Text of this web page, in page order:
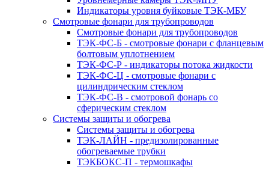
Индикаторы уровня буйковые ТЭК-МБУ
Смотровые фонари для трубопроводов
Смотровые фонари для трубопроводов
ТЭК-ФС-Б - смотровые фонари с фланцевым
болтовым уплотнением
ТЭК-ФС-Р - индикаторы потока жидкости
ТЭК-ФС-Ц - смотровые фонари с
цилиндрическим стеклом
ТЭК-ФС-В - смотровой фонарь со
сферическим стеклом
Системы защиты и обогрева
Системы защиты и обогрева
ТЭК-ЛАЙН - предизолированные
обогреваемые трубки
ТЭКБОКС-П - термошкафы